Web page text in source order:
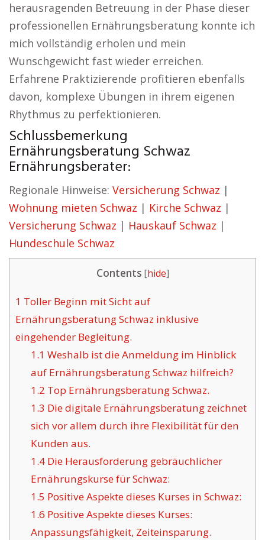
herausragenden Betreuung in der Phase dieser
professionellen Ernährungsberatung konnte ich
mich vollständig erholen und mein
Wunschgewicht fast wieder erreichen.
Erfahrene Praktizierende profitieren ebenfalls
davon, komplexe Übungen in ihrem eigenen
Rhythmus zu perfektionieren.
Schlussbemerkung
Ernährungsberatung Schwaz
Ernährungsberater:
Regionale Hinweise: Versicherung Schwaz |
Wohnung mieten Schwaz | Kirche Schwaz |
Versicherung Schwaz | Hauskauf Schwaz |
Hundeschule Schwaz
Contents [hide]
1 Toller Beginn mit Sicht auf
Ernährungsberatung Schwaz inklusive
eingehender Begleitung.
1.1 Weshalb ist die Anmeldung im Hinblick
auf Ernährungsberatung Schwaz hilfreich?
1.2 Top Ernährungsberatung Schwaz.
1.3 Die digitale Ernährungsberatung zeichnet
sich vor allem durch ihre Flexibilität für den
Kunden aus.
1.4Die Herausforderung gebräuchlicher
Ernährungskurse für Schwaz:
1.5 Positive Aspekte dieses Kurses in Schwaz:
1.6 Positive Aspekte dieses Kurses:
Anpassungsfähigkeit, Zeiteinsparung.